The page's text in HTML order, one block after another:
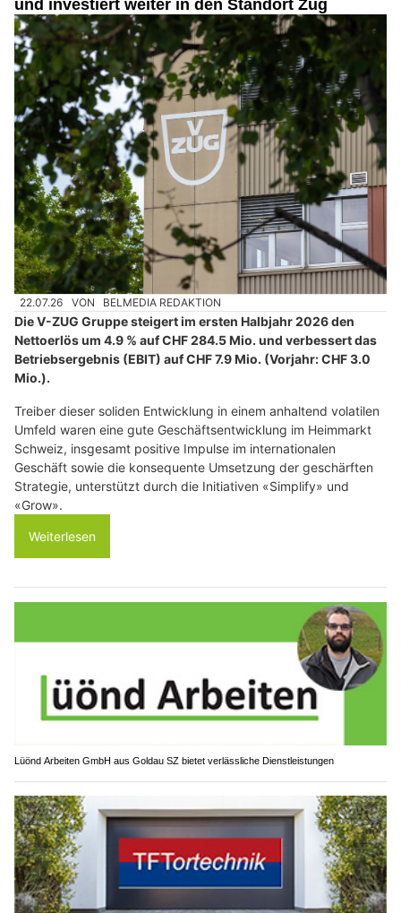
und investiert weiter in den Standort Zug
22.07.26 VON BELMEDIA REDAKTION
Die V-ZUG Gruppe steigert im ersten Halbjahr 2026 den
Nettoerlös um 4.9 % auf CHF 284.5 Mio. und verbessert das
Betriebsergebnis (EBIT) auf CHF 7.9 Mio. (Vorjahr: CHF 3.0
Mio.).
Treiber dieser soliden Entwicklung in einem anhaltend volatilen
Umfeld waren eine gute Geschäftsentwicklung im Heimmarkt
Schweiz, insgesamt positive Impulse im internationalen
Geschäft sowie die konsequente Umsetzung der geschärften
Strategie, unterstützt durch die Initiativen «Simplify» und
«Grow».
Weiterlesen
Lüönd Arbeiten GmbH aus Goldau SZ bietet verlässliche Dienstleistungen